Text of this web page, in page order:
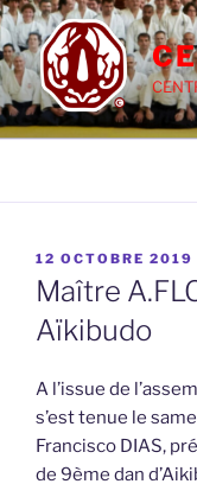
Aller
au
contenu
principal
PUBLIÉ
LE
12 OCTOBRE 2019
Maître
Aïkibudo
A l’issue de
s’est tenue le
Francisco DIAS,
de 9ème dan